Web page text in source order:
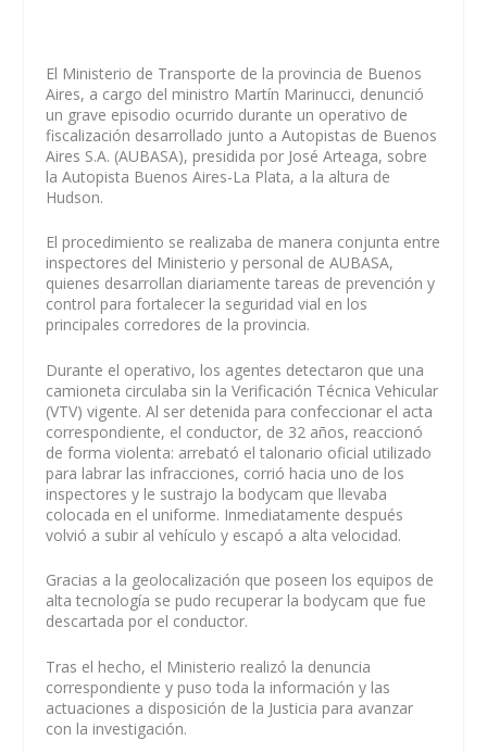
El Ministerio de Transporte de la provincia de Buenos
Aires, a cargo del ministro Martín Marinucci, denunció
un grave episodio ocurrido durante un operativo de
fiscalización desarrollado junto a Autopistas de Buenos
Aires S.A. (AUBASA), presidida por José Arteaga, sobre
la Autopista Buenos Aires-La Plata, a la altura de
Hudson.
El procedimiento se realizaba de manera conjunta entre
inspectores del Ministerio y personal de AUBASA,
quienes desarrollan diariamente tareas de prevención y
control para fortalecer la seguridad vial en los
principales corredores de la provincia.
Durante el operativo, los agentes detectaron que una
camioneta circulaba sin la Verificación Técnica Vehicular
(VTV) vigente. Al ser detenida para confeccionar el acta
correspondiente, el conductor, de 32 años, reaccionó
de forma violenta: arrebató el talonario oficial utilizado
para labrar las infracciones, corrió hacia uno de los
inspectores y le sustrajo la bodycam que llevaba
colocada en el uniforme. Inmediatamente después
volvió a subir al vehículo y escapó a alta velocidad.
Gracias a la geolocalización que poseen los equipos de
alta tecnología se pudo recuperar la bodycam que fue
descartada por el conductor.
Tras el hecho, el Ministerio realizó la denuncia
correspondiente y puso toda la información y las
actuaciones a disposición de la Justicia para avanzar
con la investigación.